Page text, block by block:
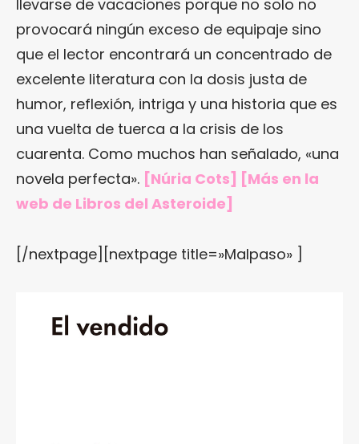
llevarse de vacaciones porque no solo no
provocará ningún exceso de equipaje sino
que el lector encontrará un concentrado de
excelente literatura con la dosis justa de
humor, reflexión, intriga y una historia que es
una vuelta de tuerca a la crisis de los
cuarenta. Como muchos han señalado, «una
novela perfecta». [Núria Cots] [Más en la
web de Libros del Asteroide]
[/nextpage][nextpage title=»Malpaso» ]